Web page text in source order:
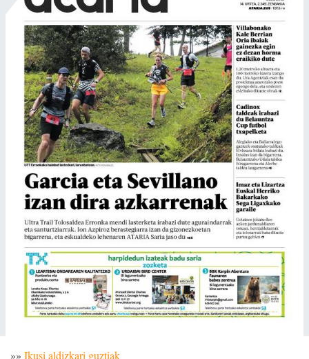
»» Ikusi aldizkari guztiak